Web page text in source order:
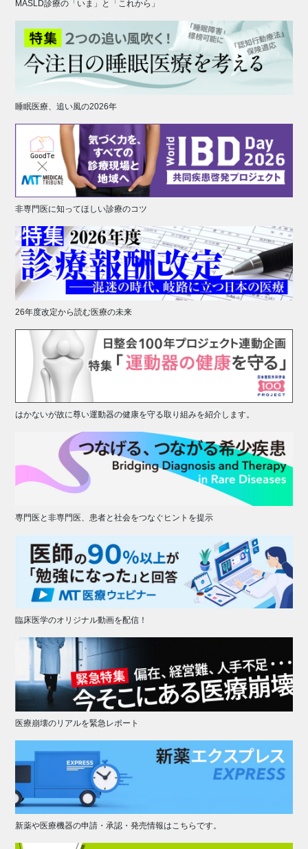
MASLD診療の「いま」と「これから」
睡眠医療、追い風の2026年
非専門医に知ってほしい診療のコツ
26年度改定から読む医療の未来
はかないが故に尊い運動器の健康を守る取り組みを紹介します。
専門医と非専門医、患者と社会をつなぐヒントを提示
臨床医学のオリジナル動画を配信！
医療崩壊のリアルを緊急レポート
新薬や医療機器の申請・承認・発売情報はこちらです。